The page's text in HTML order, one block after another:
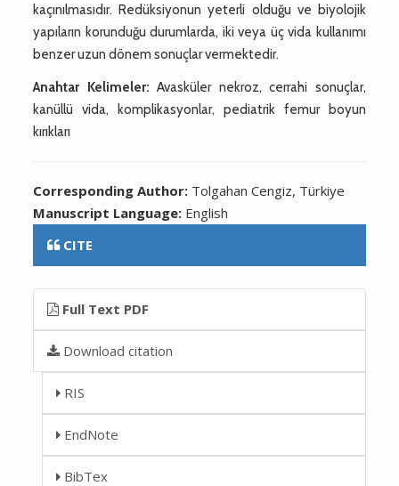
kaçınılmasıdır. Redüksiyonun yeterli olduğu ve biyolojik
yapıların korunduğu durumlarda, iki veya üç vida kullanımı
benzer uzun dönem sonuçlar vermektedir.
Anahtar Kelimeler: Avasküler nekroz, cerrahi sonuçlar,
kanüllü vida, komplikasyonlar, pediatrik femur boyun
kırıkları
Corresponding Author: Tolgahan Cengiz, Türkiye
Manuscript Language: English
CITE
Full Text PDF
Download citation
RIS
EndNote
BibTex